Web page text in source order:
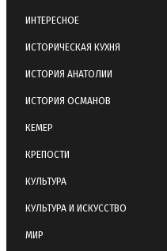
ИНТЕРЕСНОЕ
ИСТОРИЧЕСКАЯ КУХНЯ
ИСТОРИЯ АНАТОЛИИ
ИСТОРИЯ ОСМАНОВ
КЕМЕР
КРЕПОСТИ
КУЛЬТУРА
КУЛЬТУРА И ИСКУССТВО
МИР